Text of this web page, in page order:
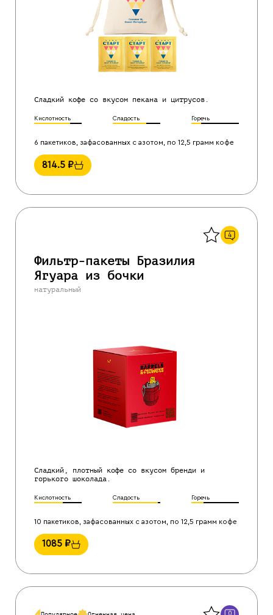
Сладкий кофе со вкусом пекана и цитрусов.
Кислотность Сладость Горечь
6 пакетиков, зафасованных с азотом, по 12,5 грамм кофе
814.5 ₽
4
Фильтр-пакеты Бразилия
Ягуара из бочки
натуральный
Сладкий, плотный кофе со вкусом бренди и
горького шоколада.
Кислотность Сладость Горечь
10 пакетиков, зафасованных с азотом, по 12,5 грамм кофе
1085 ₽